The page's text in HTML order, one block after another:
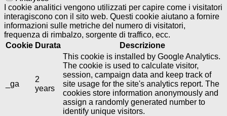
I cookie analitici vengono utilizzati per capire come i visitatori
interagiscono con il sito web. Questi cookie aiutano a fornire
informazioni sulle metriche del numero di visitatori,
frequenza di rimbalzo, sorgente di traffico, ecc.
Cookie Durata Descrizione
_ga
2
years
This cookie is installed by Google Analytics.
The cookie is used to calculate visitor,
session, campaign data and keep track of
site usage for the site's analytics report. The
cookies store information anonymously and
assign a randomly generated number to
identify unique visitors.